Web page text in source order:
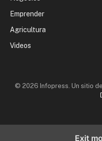
Emprender
Agricultura
Videos
© 2026 Infopress. Un sitio de
Exit